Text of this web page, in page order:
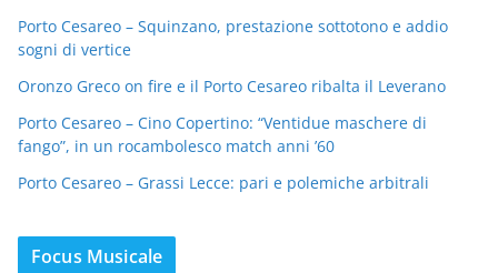
Porto Cesareo – Squinzano, prestazione sottotono e addio
sogni di vertice
Oronzo Greco on fire e il Porto Cesareo ribalta il Leverano
Porto Cesareo – Cino Copertino: “Ventidue maschere di
fango”, in un rocambolesco match anni ’60
Porto Cesareo – Grassi Lecce: pari e polemiche arbitrali
Focus Musicale